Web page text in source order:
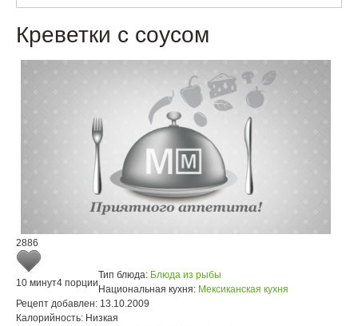
Креветки с соусом
2886
10 минут4 порции
Тип блюда: Блюда из рыбы
Национальная кухня: Мексиканская кухня
Рецепт добавлен: 13.10.2009
Калорийность: Низкая